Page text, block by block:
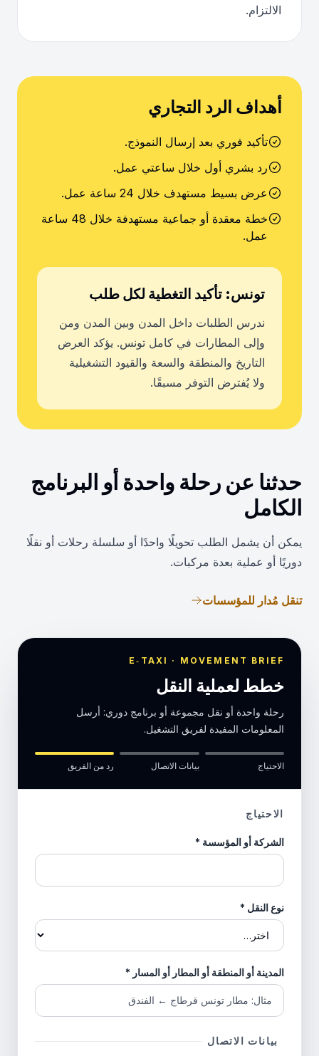
الالتزام.
أهداف الرد التجاري
تأكيد فوري بعد إرسال النموذج.
رد بشري أول خلال ساعتي عمل.
عرض بسيط مستهدف خلال 24 ساعة عمل.
خطة معقدة أو جماعية مستهدفة خلال 48 ساعة
عمل.
تونس: تأكيد التغطية لكل طلب
ندرس الطلبات داخل المدن وبين المدن ومن
وإلى المطارات في كامل تونس. يؤكد العرض
التاريخ والمنطقة والسعة والقيود التشغيلية
ولا يُفترض التوفر مسبقًا.
حدثنا عن رحلة واحدة أو البرنامج
الكامل
يمكن أن يشمل الطلب تحويلًا واحدًا أو سلسلة رحلات أو نقلًا
دوريًا أو عملية بعدة مركبات.
تنقل مُدار للمؤسسات
E‑TAXI · MOVEMENT BRIEF
خطط لعملية النقل
رحلة واحدة أو نقل مجموعة أو برنامج دوري: أرسل
المعلومات المفيدة لفريق التشغيل.
الاحتياج بيانات الاتصال رد من الفريق
الاحتياج
الشركة أو المؤسسة *
نوع النقل *
المدينة أو المنطقة أو المطار أو المسار *
بيانات الاتصال